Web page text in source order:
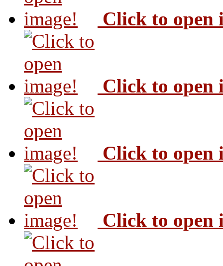
Click to open
Click to open
Click to open
Click to open